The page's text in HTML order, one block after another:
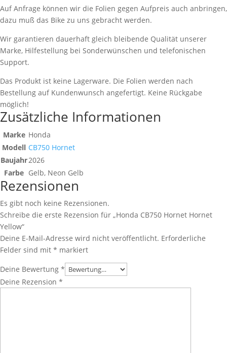
Auf Anfrage können wir die Folien gegen Aufpreis auch anbringen,
dazu muß das Bike zu uns gebracht werden.
Wir garantieren dauerhaft gleich bleibende Qualität unserer
Marke, Hilfestellung bei Sonderwünschen und telefonischen
Support.
Das Produkt ist keine Lagerware. Die Folien werden nach
Bestellung auf Kundenwunsch angefertigt. Keine Rückgabe
möglich!
Zusätzliche Informationen
Marke Honda
Modell CB750 Hornet
Baujahr2026
Farbe Gelb, Neon Gelb
Rezensionen
Es gibt noch keine Rezensionen.
Schreibe die erste Rezension für „Honda CB750 Hornet Hornet
Yellow“
Deine E-Mail-Adresse wird nicht veröffentlicht. Erforderliche
Felder sind mit * markiert
Deine Bewertung *
Deine Rezension *